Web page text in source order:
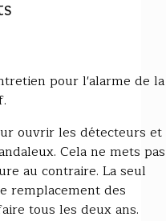
pour l'alarme de la
ouvrir les détecteurs et
Cela ne mets pas
au contraire. La seul
remplacement des
tous les deux ans.